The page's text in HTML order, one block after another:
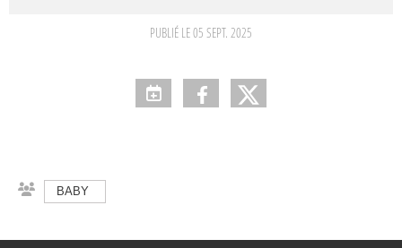
PUBLIÉ LE05 SEPT. 2025
BABY